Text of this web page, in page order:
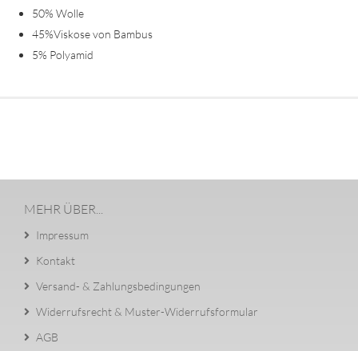
50% Wolle
45%Viskose von Bambus
5% Polyamid
MEHR ÜBER...
Impressum
Kontakt
Versand- & Zahlungsbedingungen
Widerrufsrecht & Muster-Widerrufsformular
AGB